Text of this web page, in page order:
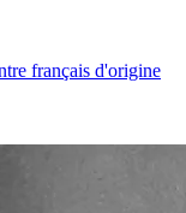
français d'origine